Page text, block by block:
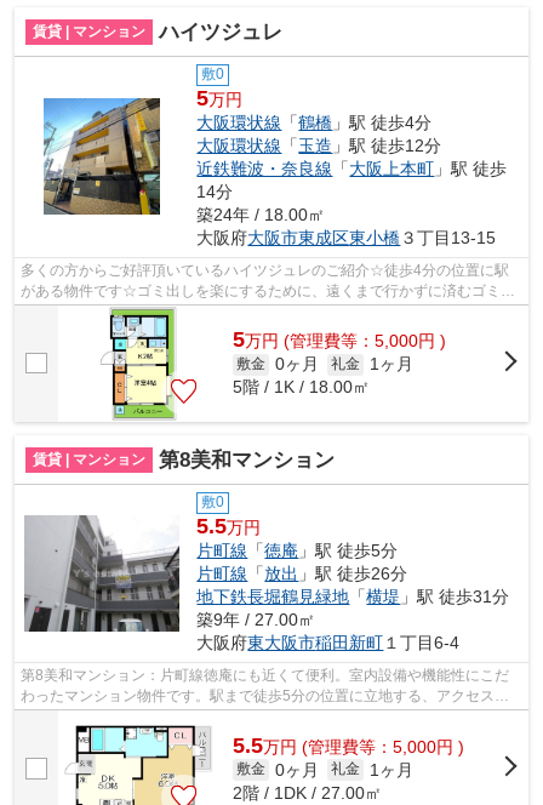
賃貸 | マンション ハイツジュレ
敷0
5万円
大阪環状線 「鶴橋 」駅 徒歩4分
大阪環状線 「玉造 」駅 徒歩12分
近鉄難波・奈良線 「大阪上本町 」駅 徒歩
14分
築24年 / 18.00㎡
大阪府大阪市東成区東小橋３丁目13-15
多くの方からご好評頂いているハイツジュレのご紹介☆徒歩4分の位置に駅
がある物件です☆ゴミ出しを楽にするために、遠くまで行かずに済むゴミ置
き場を共用部に付けています☆造りとデザ...
5万円 (管理費等：5,000円 )
敷金 0ヶ月 礼金
1ヶ月
5階 / 1K / 18.00㎡
賃貸 | マンション 第8美和マンション
敷0
5.5万円
片町線 「徳庵 」駅 徒歩5分
片町線 「放出 」駅 徒歩26分
地下鉄長堀鶴見緑地 「横堤 」駅 徒歩31分
築9年 / 27.00㎡
大阪府東大阪市稲田新町１丁目6-4
第8美和マンション：片町線徳庵にも近くて便利。室内設備や機能性にこだ
わったマンション物件です。駅まで徒歩5分の位置に立地する、アクセス良
5.5万円 (管理費等：5,000円 )
敷金 0ヶ月 礼金
1ヶ月
2階 / 1DK / 27.00㎡